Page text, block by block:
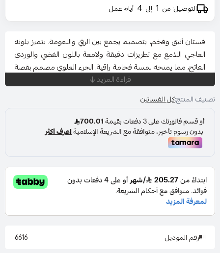
التوصيل: من 1 إلى 4 أيام عمل
فستان أنيق وفخم، بتصميم يجمع بين الرقي والنعومة. يتميز بلونه
العاجي اللامع مع تطريزات دقيقة ولامعة باللون الفضي والوردي
الفاتح، مما يمنحه لمسة فخامة راقية. الجزء العلوي مصمم بقصة
على شكل V مع أكمام شفافة مطرزة تزيد من أنوثة الإطلالة. التنورة
للفستان. القماش الشفاف الخفيف فوق التنورة يضفي لمسة
رومانسية حالمة. فستان مثالي للمناسبات الراقية أو حفلات
الخطوبة والزفاف.
قراءة المزيد
تصنيف المنتج:كل الفساتين
رقم الموديل 6616